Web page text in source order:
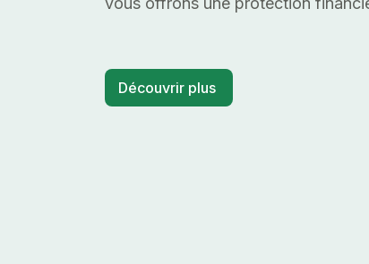
Découvrir plus